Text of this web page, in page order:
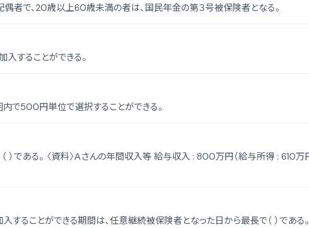
者で、20歳以上60歳未満の者は、国民年金の第３号被保険者となる。
することができる。
で500円単位で選択することができる。
の年間収入等 給与収入 : 800万円（給与所得 : 610万円） 所得税・住民
ることができる期間は、任意継続被保険者となった日から最長で（ ）である。